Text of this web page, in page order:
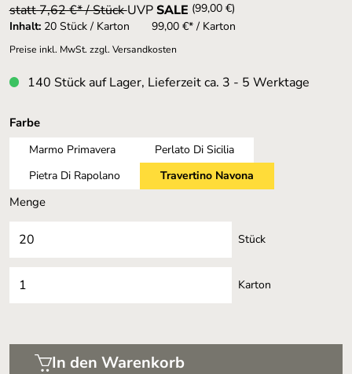
statt 7,62 €* / StückUVPSALE (99,00 €)
Inhalt: 20 Stück / Karton 99,00 €* / Karton
Preise inkl. MwSt. zzgl. Versandkosten
140 Stück auf Lager, Lieferzeit ca. 3 - 5 Werktage
Farbeauswählen
Marmo Primavera
Perlato Di Sicilia
Pietra Di Rapolano
Travertino Navona
Menge
Stück
Karton
In den Warenkorb